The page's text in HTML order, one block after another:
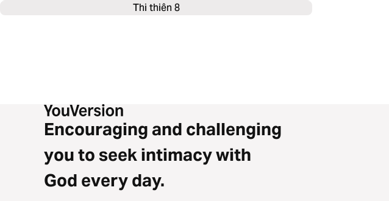
Thi thiên 8
Encouraging and challenging
you to seek intimacy with
God every day.